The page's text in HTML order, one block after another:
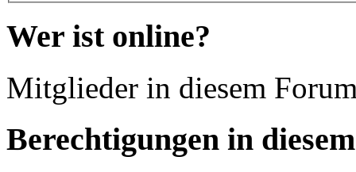
Wer ist online?
Mitglieder in diesem
Berechtigungen in